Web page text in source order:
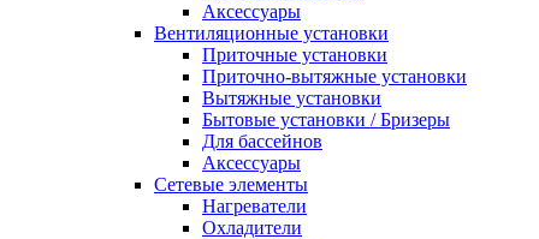
Аксессуары
Вентиляционные установки
Приточные установки
Приточно-вытяжные установки
Вытяжные установки
Бытовые установки / Бризеры
Для бассейнов
Аксессуары
Сетевые элементы
Нагреватели
Охладители